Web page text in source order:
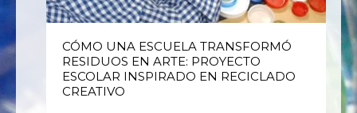
CÓMO UNA ESCUELA TRANSFORMÓ
RESIDUOS EN ARTE: PROYECTO
ESCOLAR INSPIRADO EN RECICLADO
CREATIVO